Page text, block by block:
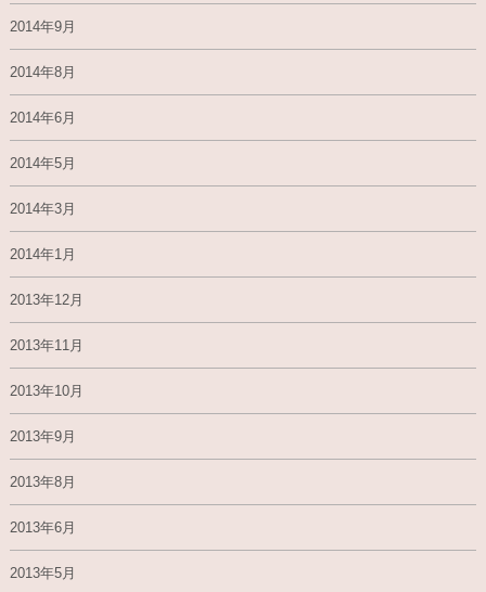
2014年9月
2014年8月
2014年6月
2014年5月
2014年3月
2014年1月
2013年12月
2013年11月
2013年10月
2013年9月
2013年8月
2013年6月
2013年5月